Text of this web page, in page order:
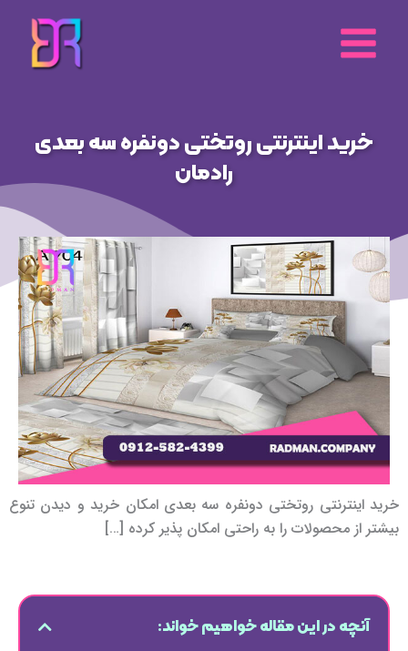
محتوا
خرید اینترنتی روتختی دونفره سه بعدی
رادمان
خرید اینترنتی روتختی دونفره سه بعدی امکان خرید و دیدن تنوع
بیشتر از محصولات را به راحتی امکان پذیر کرده […]
آنچه در این مقاله خواهیم خواند: